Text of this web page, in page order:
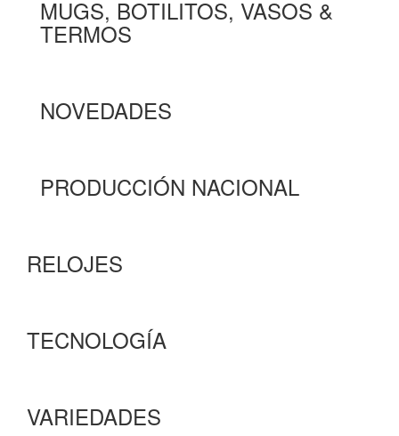
MUGS, BOTILITOS, VASOS &
TERMOS
NOVEDADES
PRODUCCIÓN NACIONAL
RELOJES
TECNOLOGÍA
VARIEDADES